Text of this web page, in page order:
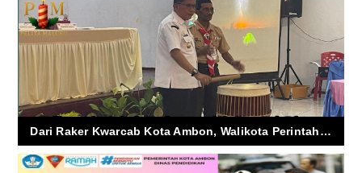
Dari Raker Kwarcab Kota Ambon, Walikota Perintahkan Sekolah Bangkitkan Gugus Depan